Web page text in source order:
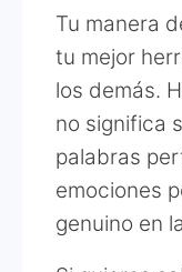
Tu manera
tu mejor
los demás.
no significa
palabras
emociones
genuino en